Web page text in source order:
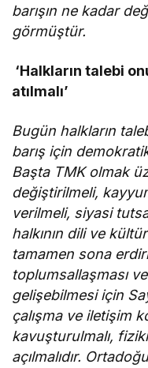
barışın ne kadar
görmüştür.
‘Halkların talebi
atılmalı’
Bugün halkların
barış için
Başta TMK olmak
değiştirilmeli,
verilmeli, siyasi
halkının dili ve
tamamen sona
toplumsallaşması
gelişebilmesi için
çalışma ve iletişim
kavuşturulmalı,
açılmalıdır.